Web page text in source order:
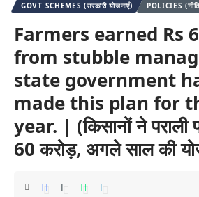
GOVT SCHEMES (सरकारी योजनाएँ) POLICIES
Farmers earned Rs
from stubble
state government
made this plan for
year. | (किसानों ने पराली
60 करोड़, अगले साल की